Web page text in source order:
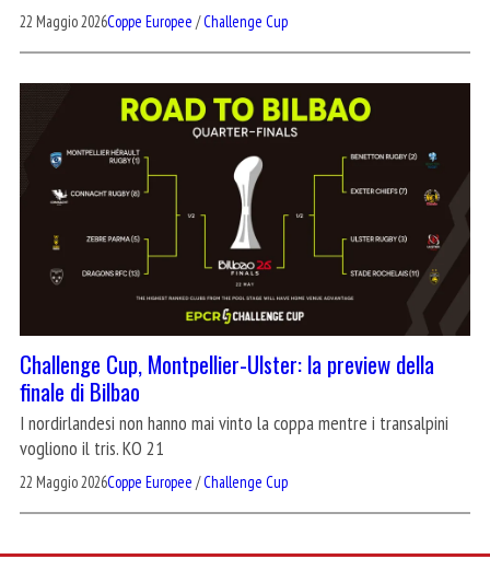
22 Maggio 2026Coppe Europee /Challenge Cup
Challenge Cup, Montpellier-Ulster: la preview della
finale di Bilbao
I nordirlandesi non hanno mai vinto la coppa mentre i transalpini
vogliono il tris. KO 21
22 Maggio 2026Coppe Europee /Challenge Cup